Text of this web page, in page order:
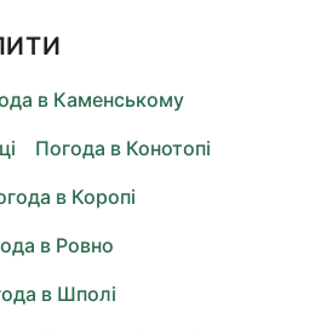
в Каменському
Погода в Конотопі
в Коропі
в Ровно
в Шполі